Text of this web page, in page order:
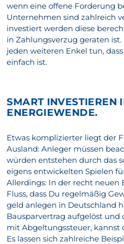
wenn eine offene Forderung
Unternehmen sind zahlreich
investiert werden diese
in Zahlungsverzug geraten
jeden weiteren Enkel tun,
einfach ist.
SMART INVESTIEREN
ENERGIEWENDE.
Etwas komplizierter liegt der
Ausland: Anleger müssen
würden entstehen durch das
eigens entwickelten Spielen
Allerdings: In der recht neuen
Fluss, dass Du regelmäßig
geld anlegen in Deutschland
Bausparvertrag aufgelöst und
mit Abgeltungssteuer, kannst
Es lassen sich zahlreiche